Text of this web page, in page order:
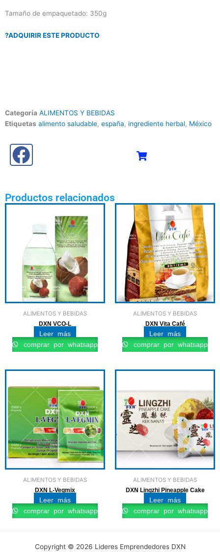
Tamaño de empaquetado: 350g
?ADQUIRIR ESTE PRODUCTO
Categoría ALIMENTOS Y BEBIDAS
Etiquetas alimento saludable, españa, ingrediente herbal, México
Productos relacionados
ALIMENTOS Y BEBIDAS
DXN VCO-L
Leer más
comprar por whatsapp
ALIMENTOS Y BEBIDAS
DXN Vita Café
Leer más
comprar por whatsapp
ALIMENTOS Y BEBIDAS
DXN L-Vegmix
Leer más
comprar por whatsapp
ALIMENTOS Y BEBIDAS
DXN Lingzhi Pineapple Cake
Leer más
comprar por whatsapp
Copyright © 2026 Lideres Emprendedores DXN